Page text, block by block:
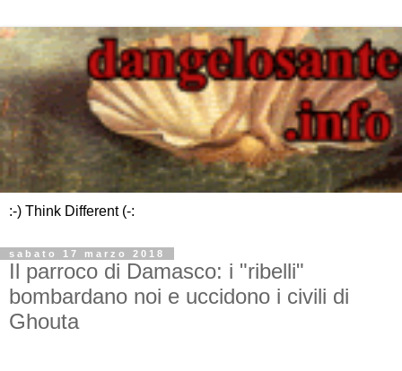
:-) Think Different (-:
sabato 17 marzo 2018
Il parroco di Damasco: i "ribelli"
bombardano noi e uccidono i civili di
Ghouta